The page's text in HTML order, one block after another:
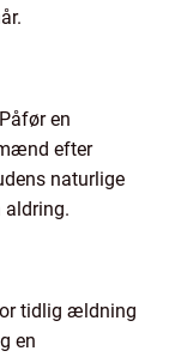
en
efter
naturlige
aldring.
tidlig ældning
en